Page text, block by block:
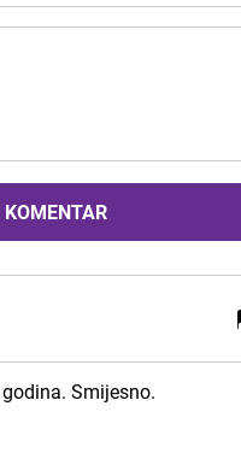
Smijesno.